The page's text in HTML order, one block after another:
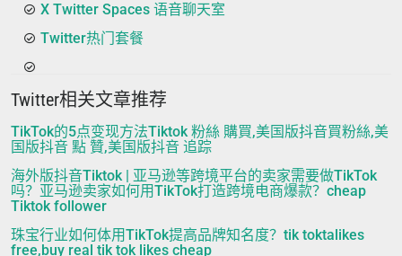
X Twitter Spaces 语音聊天室
Twitter热门套餐
Twitter相关文章推荐
TikTok的5点变现方法Tiktok 粉絲 購買,美国版抖音買粉絲,美
国版抖音 點 贊,美国版抖音 追踪
海外版抖音Tiktok | 亚马逊等跨境平台的卖家需要做TikTok
吗？亚马逊卖家如何用TikTok打造跨境电商爆款？cheap
Tiktok follower
珠宝行业如何体用TikTok提高品牌知名度？tik toktalikes
free,buy real tik tok likes cheap